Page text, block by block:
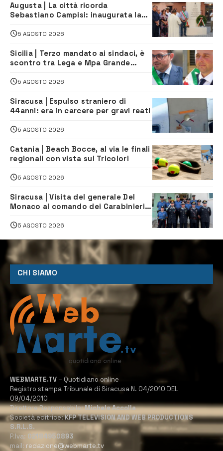
Augusta | La città ricorda
Sebastiano Campisi: inaugurata la
nella tragedia di Marcinelle
5 AGOSTO 2026
Sicilia | Terzo mandato ai sindaci, è
scontro tra Lega e Mpa Grande
5 AGOSTO 2026
Siracusa | Espulso straniero di
44anni: era in carcere per gravi reati
5 AGOSTO 2026
Catania | Beach Bocce, al via le finali
regionali con vista sui Tricolori
5 AGOSTO 2026
Siracusa | Visita del generale Del
Monaco al comando dei Carabinieri e
Ferla e Sortino
5 AGOSTO 2026
CHI SIAMO
WEBMARTE.TV – Quotidiano online
Registro stampa Tribunale di Siracusa N. 04/2010 DEL
09/04/2010
Direttore Responsabile:Michele Accolla
Società editrice:KFP TELEVISION AND WEB PRODUCTIONS
S.R.L.S.
P.Iva: 02184950893
mail: redazione@webmarte.tv